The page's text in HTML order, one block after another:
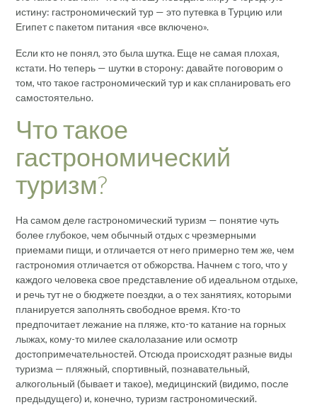
истину: гастрономический тур — это путевка в Турцию или
Египет с пакетом питания «все включено».
Если кто не понял, это была шутка. Еще не самая плохая,
кстати. Но теперь — шутки в сторону: давайте поговорим о
том, что такое гастрономический тур и как спланировать его
самостоятельно.
Что такое
гастрономический
туризм?
На самом деле гастрономический туризм — понятие чуть
более глубокое, чем обычный отдых с чрезмерными
приемами пищи, и отличается от него примерно тем же, чем
гастрономия отличается от обжорства. Начнем с того, что у
каждого человека свое представление об идеальном отдыхе,
и речь тут не о бюджете поездки, а о тех занятиях, которыми
планируется заполнять свободное время. Кто-то
предпочитает лежание на пляже, кто-то катание на горных
лыжах, кому-то милее скалолазание или осмотр
достопримечательностей. Отсюда происходят разные виды
туризма — пляжный, спортивный, познавательный,
алкогольный (бывает и такое), медицинский (видимо, после
предыдущего) и, конечно, туризм гастрономический.